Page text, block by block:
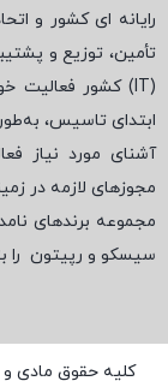
رایانه ای کشور و
تأمین، توزیع و
(
IT) کشور فعالیت
ابتدای تاسیس،
آشنای مورد نیاز
مجوزهای لازمه در
مجموعه برندهای
سیسکو و رپیتون
کلیه حقوق مادی